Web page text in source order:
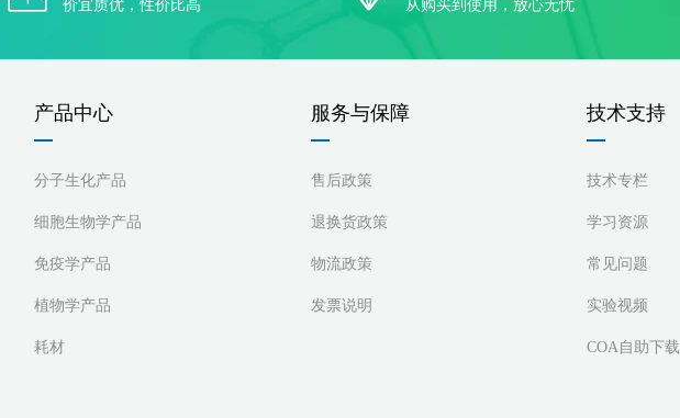
价宜质优，性价比高 从购买到使用，放心无忧
产品中心
分子生化产品
细胞生物学产品
免疫学产品
植物学产品
耗材
服务与保障
售后政策
退换货政策
物流政策
发票说明
技术支持
技术专栏
学习资源
常见问题
实验视频
COA自助下载